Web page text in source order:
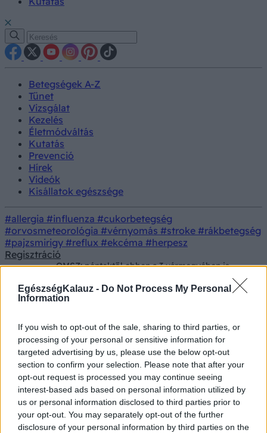
EgészségKalauz - Do Not Process My Personal
Information
If you wish to opt-out of the sale, sharing to third parties, or
processing of your personal or sensitive information for
targeted advertising by us, please use the below opt-out
section to confirm your selection. Please note that after your
opt-out request is processed you may continue seeing
interest-based ads based on personal information utilized by
us or personal information disclosed to third parties prior to
your opt-out. You may separately opt-out of the further
disclosure of your personal information by third parties on the
Betegségek A-Z
Tünet
Vizsgálat
Kezelés
Életmódváltás
Kutatás
Prevenció
Hírek
Videók
Kisállatok egészsége
#allergia #influenza #cukorbetegség
#orvosmeteorológia #vérnyomás #stroke #rákbetegség
#pajzsmirigy #reflux #ekcéma #herpesz
Regisztráció
OMSZ: péntektől ebben a 3 vármegyében is
rendszer
vármegyében is működésbe lép az
új alapellátási ügyeleti rendszer